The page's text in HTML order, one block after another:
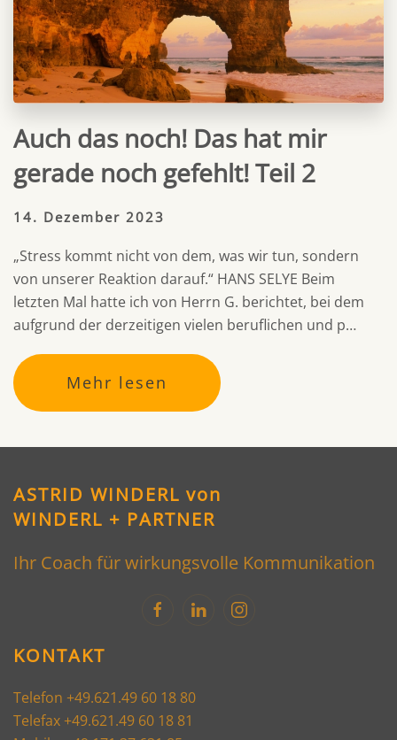
Auch das noch! Das hat mir
gerade noch gefehlt! Teil 2
14. Dezember 2023
„Stress kommt nicht von dem, was wir tun, sondern
von unserer Reaktion darauf.“ HANS SELYE Beim
letzten Mal hatte ich von Herrn G. berichtet, bei dem
aufgrund der derzeitigen vielen beruflichen und p…
Mehr lesen
ASTRID WINDERL von
WINDERL + PARTNER
Ihr Coach für wirkungsvolle Kommunikation
KONTAKT
Telefon +49.621.49 60 18 80
Telefax +49.621.49 60 18 81